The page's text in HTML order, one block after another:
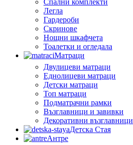
Спални комплекти
Легла
Гардероби
Скринове
Нощни шкафчета
Тоалетки и огледала
Матраци
Двулицеви матраци
Еднолицеви матраци
Детски матраци
Топ матраци
Подматрачни рамки
Възглавници и завивки
Декоративни възглавници
Детска Стая
Антре